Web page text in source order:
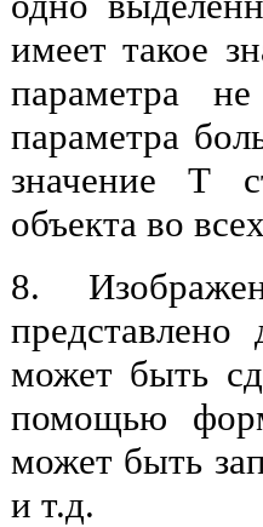
имеет такое
параметра
параметра
значение Т
объекта во
8.
представлено
может быть
помощью
может быть
и т.д.